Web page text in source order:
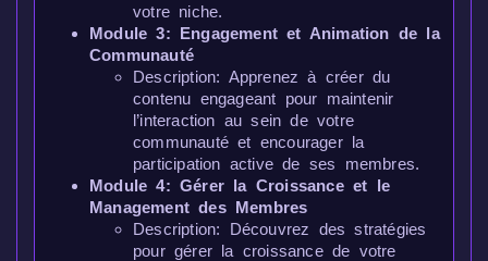
votre niche.
Module 3: Engagement et Animation de la
Communauté
Description: Apprenez à créer du
contenu engageant pour maintenir
l’interaction au sein de votre
communauté et encourager la
participation active de ses membres.
Module 4: Gérer la Croissance et le
Management des Membres
Description: Découvrez des stratégies
pour gérer la croissance de votre